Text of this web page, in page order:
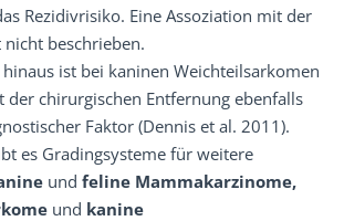
Rezidivrisiko. Eine Assoziation mit der
beschrieben.
ist bei kaninen Weichteilsarkomen
der chirurgischen Entfernung ebenfalls
Faktor (Dennis et al. 2011).
es Gradingsysteme für weitere
und feline Mammakarzinome,
und kanine